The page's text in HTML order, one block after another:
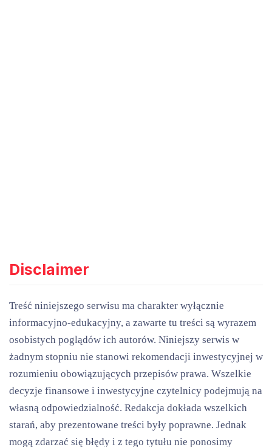
Disclaimer
Treść niniejszego serwisu ma charakter wyłącznie
informacyjno-edukacyjny, a zawarte tu treści są wyrazem
osobistych poglądów ich autorów. Niniejszy serwis w
żadnym stopniu nie stanowi rekomendacji inwestycyjnej w
rozumieniu obowiązujących przepisów prawa. Wszelkie
decyzje finansowe i inwestycyjne czytelnicy podejmują na
własną odpowiedzialność. Redakcja dokłada wszelkich
starań, aby prezentowane treści były poprawne. Jednak
mogą zdarzać się błędy i z tego tytułu nie ponosimy